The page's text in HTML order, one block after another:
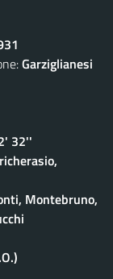
Garziglianesi
32''
Montebruno,